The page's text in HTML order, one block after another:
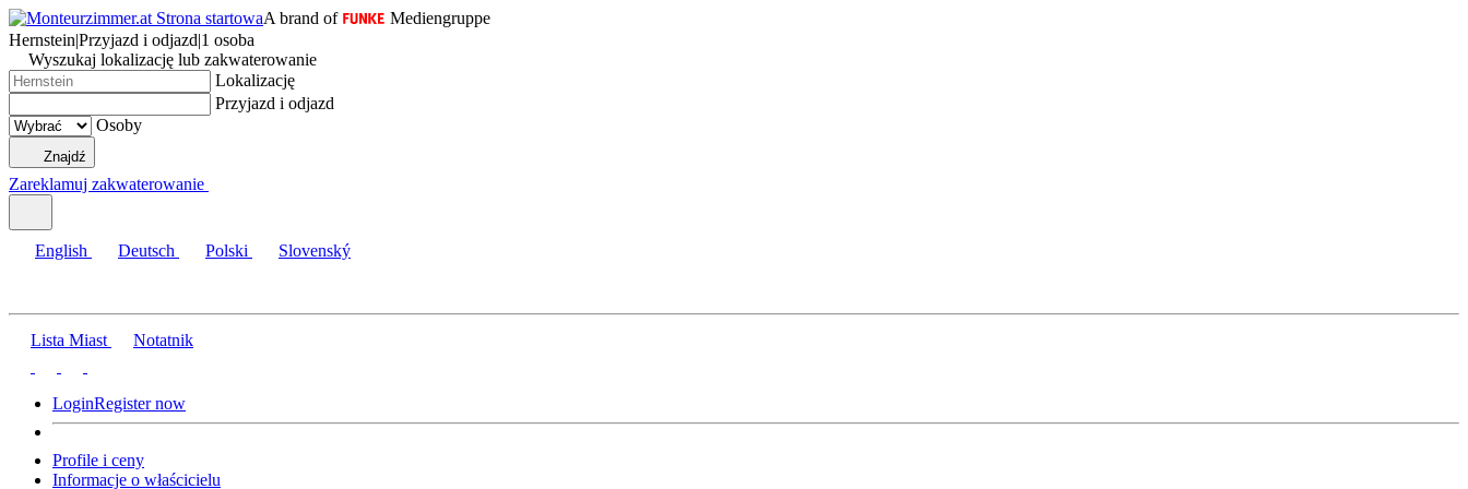
A brand of
Mediengruppe
Hernstein|Przyjazd i odjazd|1 osoba
Wyszukaj lokalizację lub zakwaterowanie
Lokalizację
Przyjazd i odjazd
Osoby
Znajdź
Zareklamuj zakwaterowanie
English Deutsch Polski Slovenský
Lista Miast Notatnik
LoginRegister now
Profile i ceny
Informacje o właścicielu